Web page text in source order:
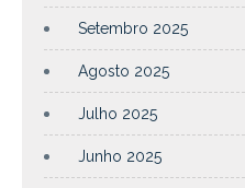
Setembro 2025
Agosto 2025
Julho 2025
Junho 2025